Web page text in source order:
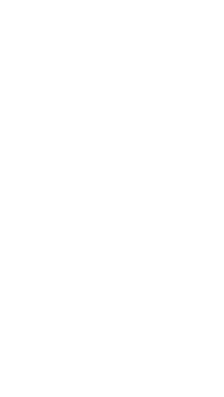
This website uses cookies to
you navigate through the website.
that are categorized as necessary
as they are essential for the
the website. We also use third-
analyze and understand how you
cookies will be stored in your
You also have the option to opt-
opting out of some of these
Necessary cookies are absolutely
function properly. This category
ensures basic functionalities and
website. These cookies do not
Any cookies that may not be